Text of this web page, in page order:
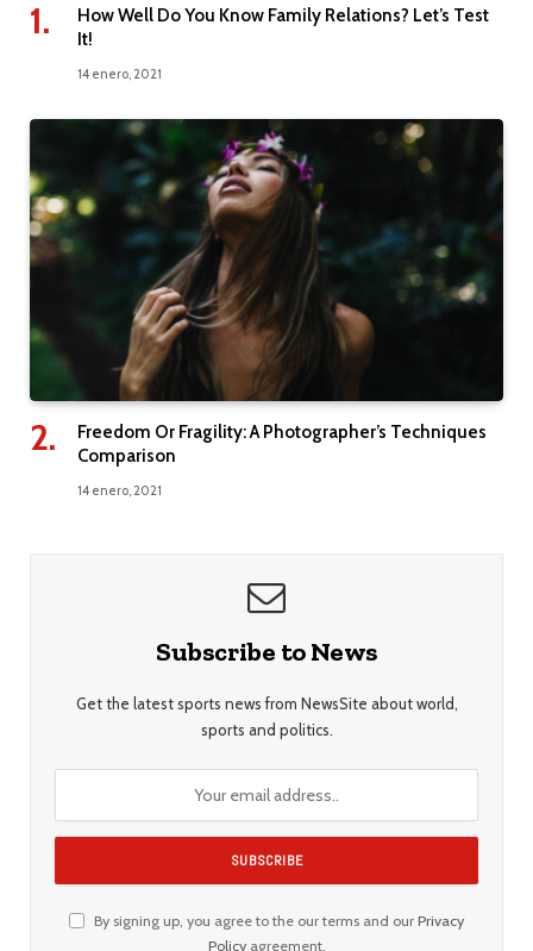
How Well Do You Know Family Relations? Let’s Test
It!
14 enero, 2021
Freedom Or Fragility: A Photographer’s Techniques
Comparison
14 enero, 2021
Subscribe to News
Get the latest sports news from NewsSite about world,
sports and politics.
By signing up, you agree to the our terms and our Privacy
Policyagreement.